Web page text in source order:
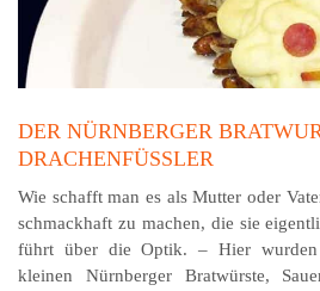
DER NÜRNBERGER
DRACHENFÜSSLER
Wie schafft man es als Mutter oder
schmackhaft zu machen, die sie
führt über die Optik. – Hier wurden
kleinen Nürnberger Bratwürste,